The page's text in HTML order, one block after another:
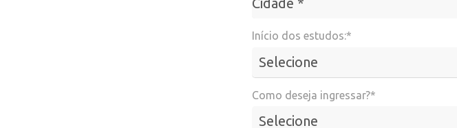
Cidade *
Início dos estudos:*
Como deseja ingressar?*